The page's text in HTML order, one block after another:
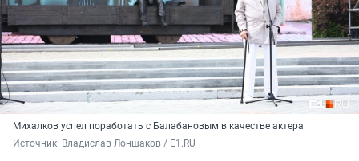
Михалков успел поработать с Балабановым в качестве актера
Источник: Владислав Лоншаков / E1.RU